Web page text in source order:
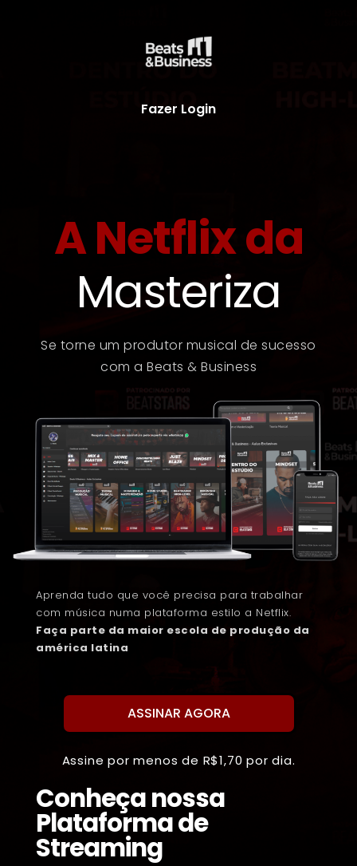
Fazer Login
A Netflix da
asterizaçã
Se torne um produtor musical de sucesso
com a Beats & Business
Aprenda tudo que você precisa para trabalhar
com música numa plataforma estilo a Netflix.
Faça parte da maior escola de produção da
américa latina
ASSINAR AGORA
Assine por menos de R$1,70 por dia.
Conheça nossa
Plataforma de
Streaming